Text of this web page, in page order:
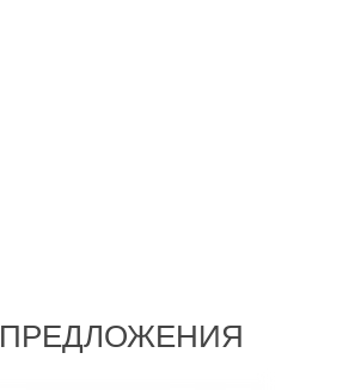
ПРЕДЛОЖЕНИЯ